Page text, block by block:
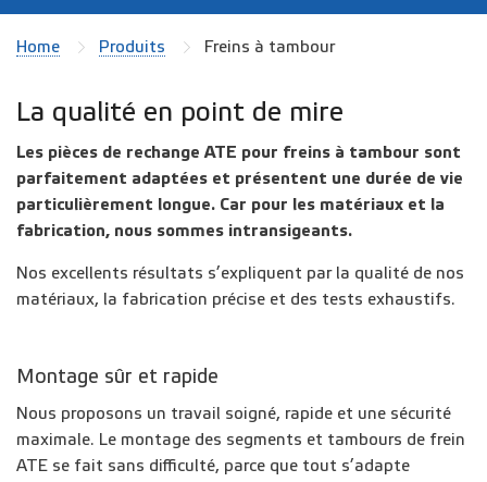
Home Produits Freins à tambour
La qualité en point de mire
Les pièces de rechange ATE pour freins à tambour sont
parfaitement adaptées et présentent une durée de vie
particulièrement longue. Car pour les matériaux et la
fabrication, nous sommes intransigeants.
Nos excellents résultats s’expliquent par la qualité de nos
matériaux, la fabrication précise et des tests exhaustifs.
Montage sûr et rapide
Nous proposons un travail soigné, rapide et une sécurité
maximale. Le montage des segments et tambours de frein
ATE se fait sans difficulté, parce que tout s’adapte